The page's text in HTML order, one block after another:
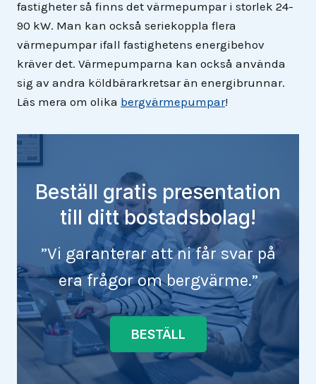
fastigheter så finns det värmepumpar i storlek 24-
90 kW. Man kan också seriekoppla flera
värmepumpar ifall fastighetens energibehov
kräver det. Värmepumparna kan också använda
sig av andra köldbärarkretsar än energibrunnar.
Läs mera om olika bergvärmepumpar!
Beställ gratis presentation
till ditt bostadsbolag!
”Vi garanterar att ni får svar på
era frågor om bergvärme.”
BESTÄLL